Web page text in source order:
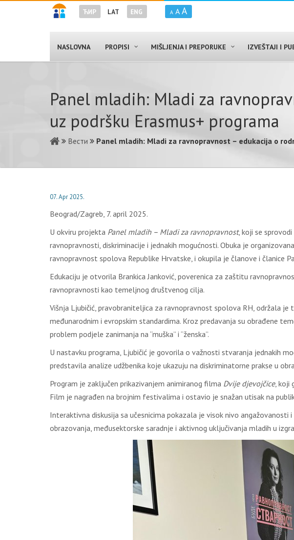
ЋИР LAT ENG A A A
NASLOVNA PROPISI MIŠLJENJA I PREPORUKE IZVEŠTAJI I
Panel mladih: Mladi za
uz podršku Erasmus+ programa
Вести Panel mladih: Mladi za ravnopravnost – edukacija o
07. Apr 2025.
Beograd/Zagreb, 7. april 2025.
U okviru projekta Panel mladih – Mladi za ravnopravnost, koji se
ravnopravnosti, diskriminacije i jednakih mogućnosti. Obuka je
ravnopravnost spolova Republike Hrvatske, i okupila je članove i članice
Edukaciju je otvorila Brankica Janković, poverenica za zaštitu
ravnopravnosti kao temeljnog društvenog cilja.
Višnja Ljubičić, pravobraniteljica za ravnopravnost spolova RH, održala
međunarodnim i evropskim standardima. Kroz predavanja su obrađene
problem podjele zanimanja na “muška” i “ženska”.
U nastavku programa, Ljubičić je govorila o važnosti stvaranja jednakih
predstavila analize udžbenika koje ukazuju na diskriminatorne prakse u
Program je zaključen prikazivanjem animiranog filma Dvije djevojčice, koji
Film je nagrađen na brojnim festivalima i ostavio je snažan utisak na
Interaktivna diskusija sa učesnicima pokazala je visok nivo
obrazovanja, međusektorske saradnje i aktivnog uključivanja mladih u